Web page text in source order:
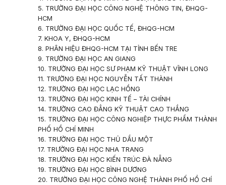
5. TRƯỜNG ĐẠI HỌC CÔNG NGHỆ THÔNG TIN, ĐHQG-
HCM
6. TRƯỜNG ĐẠI HỌC QUỐC TẾ, ĐHQG-HCM
7. KHOA Y, ĐHQG-HCM
8. PHÂN HIỆU ĐHQG-HCM TẠI TỈNH BẾN TRE
9. TRƯỜNG ĐẠI HỌC AN GIANG
10. TRƯỜNG ĐẠI HỌC SƯ PHẠM KỸ THUẬT VĨNH LONG
11. TRƯỜNG ĐẠI HỌC NGUYỄN TẤT THÀNH
12. TRƯỜNG ĐẠI HỌC LẠC HỒNG
13. TRƯỜNG ĐẠI HỌC KINH TẾ – TÀI CHÍNH
14. TRƯỜNG CAO ĐẲNG KỸ THUẬT CAO THẮNG
15. TRƯỜNG ĐẠI HỌC CÔNG NGHIỆP THỰC PHẨM THÀNH
PHỐ HỒ CHÍ MINH
16. TRƯỜNG ĐẠI HỌC THỦ DẦU MỘT
17. TRƯỜNG ĐẠI HỌC NHA TRANG
18. TRƯỜNG ĐẠI HỌC KIẾN TRÚC ĐÀ NẴNG
19. TRƯỜNG ĐẠI HỌC BÌNH DƯƠNG
20. TRƯỜNG ĐẠI HỌC CÔNG NGHỆ THÀNH PHỐ HỒ CHÍ